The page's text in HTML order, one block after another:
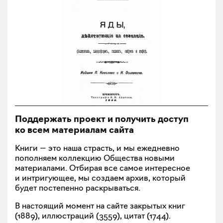
Поддержать проект и получить доступ
ко всем материалам сайта
Книги — это наша страсть, и мы ежедневно
пополняем коллекцию Общества новыми
материалами. Отбирая все самое интересное
и интригующее, мы создаем архив, который
будет постепенно раскрываться.
В настоящий момент на сайте закрытых книг
(1889), иллюстраций (3559), цитат (1744).